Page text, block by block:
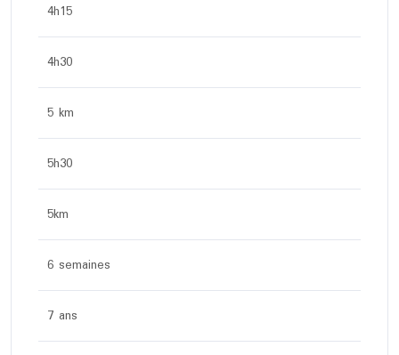
4h15
4h30
5 km
5h30
5km
6 semaines
7 ans